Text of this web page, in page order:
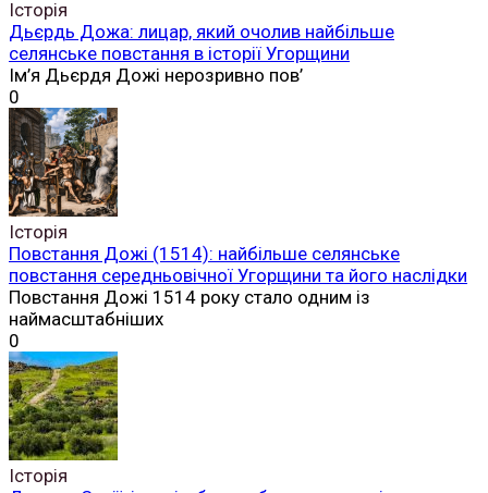
Історія
Дьєрдь Дожа: лицар, який очолив найбільше
селянське повстання в історії Угорщини
Ім’я Дьєрдя Дожі нерозривно пов’
0
Історія
Повстання Дожі (1514): найбільше селянське
повстання середньовічної Угорщини та його наслідки
Повстання Дожі 1514 року стало одним із
наймасштабніших
0
Історія